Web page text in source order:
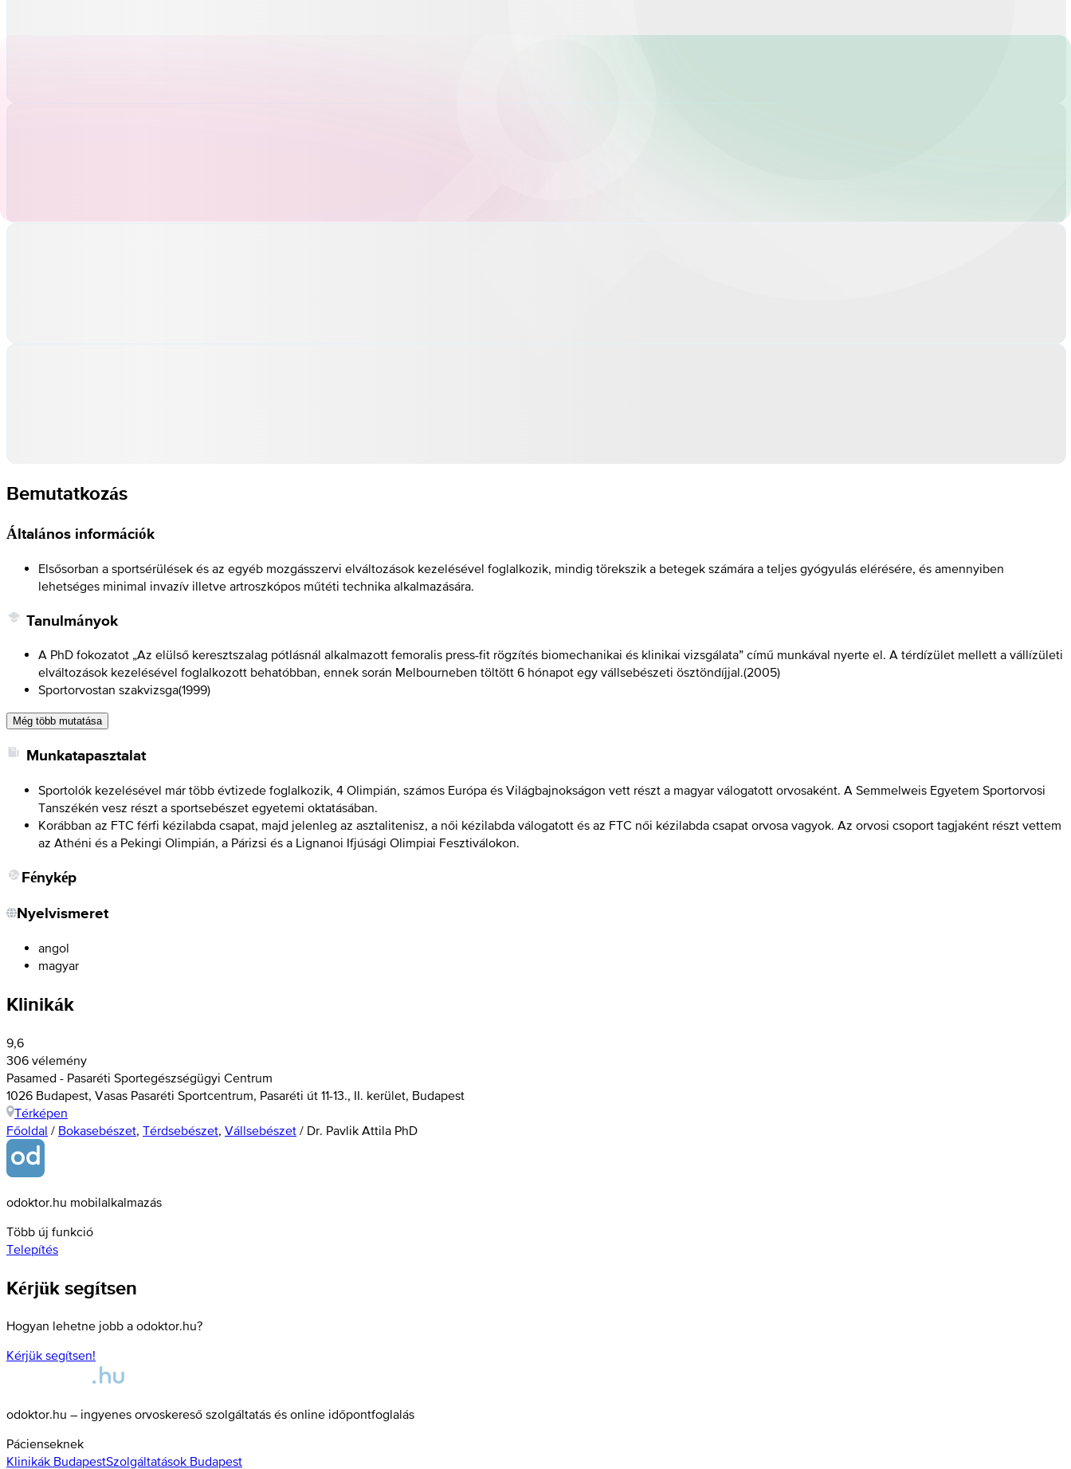
Bemutatkozás
Általános információk
Elsősorban a sportsérülések és az egyéb mozgásszervi elváltozások kezelésével foglalkozik, mindig törekszik a betegek számára a teljes gyógyulás elérésére, és amennyiben
lehetséges minimal invazív illetve artroszkópos műtéti technika alkalmazására.
Tanulmányok
A PhD fokozatot „Az elülső keresztszalag pótlásnál alkalmazott femoralis press-fit rögzítés biomechanikai és klinikai vizsgálata” című munkával nyerte el. A térdízület mellett a vállízületi
elváltozások kezelésével foglalkozott behatóbban, ennek során Melbourneben töltött 6 hónapot egy vállsebészeti ösztöndíjjal.(2005)
Sportorvostan szakvizsga(1999)
Még több mutatása
Munkatapasztalat
Sportolók kezelésével már több évtizede foglalkozik, 4 Olimpián, számos Európa és Világbajnokságon vett részt a magyar válogatott orvosaként. A Semmelweis Egyetem Sportorvosi
Tanszékén vesz részt a sportsebészet egyetemi oktatásában.
Korábban az FTC férfi kézilabda csapat, majd jelenleg az asztalitenisz, a női kézilabda válogatott és az FTC női kézilabda csapat orvosa vagyok. Az orvosi csoport tagjaként részt vettem
az Athéni és a Pekingi Olimpián, a Párizsi és a Lignanoi Ifjúsági Olimpiai Fesztiválokon.
Fénykép
Nyelvismeret
angol
magyar
Klinikák
9,6
306 vélemény
Pasamed - Pasaréti Sportegészségügyi Centrum
1026 Budapest, Vasas Pasaréti Sportcentrum, Pasaréti út 11-13., II. kerület, Budapest
Térképen
Főoldal / Bokasebészet, Térdsebészet, Vállsebészet / Dr. Pavlik Attila PhD
odoktor.hu mobilalkalmazás
Több új funkció
Telepítés
Kérjük segítsen
Hogyan lehetne jobb a odoktor.hu?
Kérjük segítsen!
odoktor.hu – ingyenes orvoskereső szolgáltatás és online időpontfoglalás
Pácienseknek
Klinikák BudapestSzolgáltatások Budapest